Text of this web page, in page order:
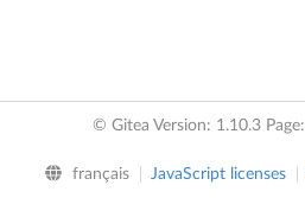
© Gitea Version: 1.10.3 Page:
français JavaScript licenses